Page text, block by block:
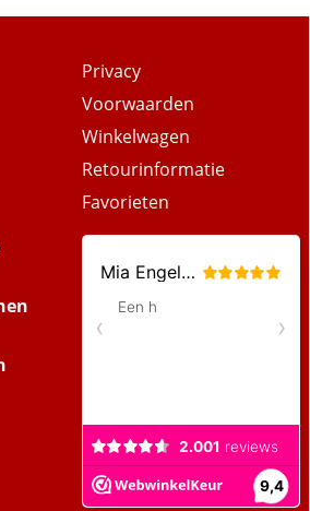
Privacy
Voorwaarden
Winkelwagen
Retourinformatie
Favorieten